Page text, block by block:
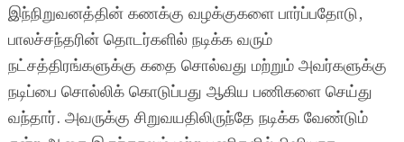
இந்நிறுவனத்தின் கணக்கு வழக்குகளை பார்ப்பதோடு,
பாலச்சந்தரின் தொடர்களில் நடிக்க வரும்
நட்சத்திரங்களுக்கு கதை சொல்வது மற்றும் அவர்களுக்கு
நடிப்பை சொல்லிக் கொடுப்பது ஆகிய பணிகளை செய்து
வந்தார். அவருக்கு சிறுவயதிலிருந்தே நடிக்க வேண்டும்